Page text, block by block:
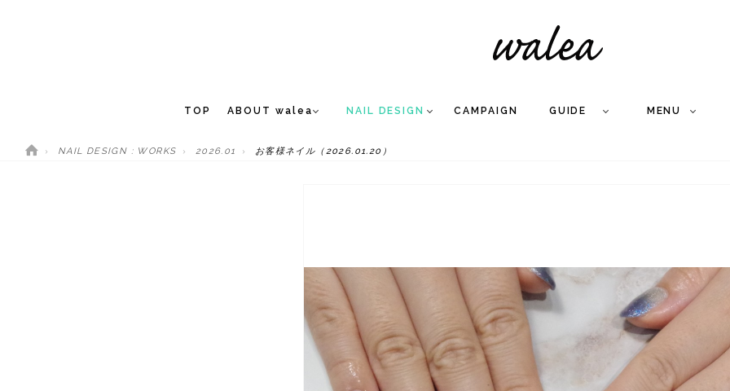
TOP ABOUT walea NAIL DESIGN CAMPAIGN GUIDE MENU
NAIL DESIGN : WORKS 2026.01 お客様ネイル（2026.01.20）